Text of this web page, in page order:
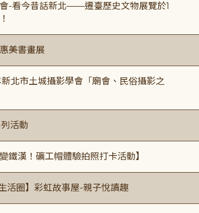
-看今昔話新北——遷臺歷史文物展覽於1
美書畫展
新北市土城攝影學會「廟會、民俗攝影之
活動
鐵漢！礦工帽體驗拍照打卡活動】
活圈】彩虹故事屋-親子悅讀趣